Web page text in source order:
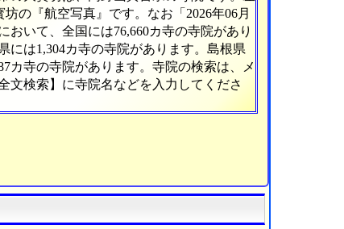
坊の『航空写真』です。なお「2026年06月
おいて、全国には76,660カ寺の寺院があり
には1,304カ寺の寺院があります。島根県
カ寺の寺院があります。寺院の検索は、メ
文検索】に寺院名などを入力してくださ